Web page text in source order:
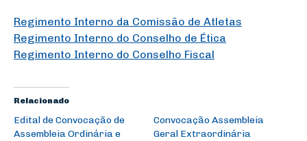
Regimento Interno da Comissão de Atletas
Regimento Interno do Conselho de Ética
Regimento Interno do Conselho Fiscal
Relacionado
Edital de Convocação de
Assembleia Ordinária e
Convocação Assembleia
Geral Extraordinária